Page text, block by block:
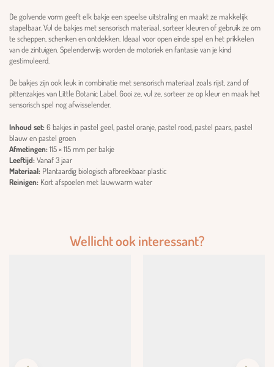
De golvende vorm geeft elk bakje een speelse uitstraling en maakt ze makkelijk
stapelbaar. Vul de bakjes met sensorisch materiaal, sorteer kleuren of gebruik ze om
te scheppen, schenken en ontdekken. Ideaal voor open einde spel en het prikkelen
van de zintuigen. Spelenderwijs worden de motoriek en fantasie van je kind
gestimuleerd.
De bakjes zijn ook leuk in combinatie met sensorisch materiaal zoals rijst, zand of
pittenzakjes van Little Botanic Label. Gooi ze, vul ze, sorteer ze op kleur en maak het
sensorisch spel nog afwisselender.
Inhoud set:6 bakjes in pastel geel, pastel oranje, pastel rood, pastel paars, pastel
blauw en pastel groen
Afmetingen:115 × 115 mm per bakje
Leeftijd:Vanaf 3 jaar
Materiaal: Plantaardig biologisch afbreekbaar plastic
Reinigen: Kort afspoelen met lauwwarm water
Wellicht ook interessant?